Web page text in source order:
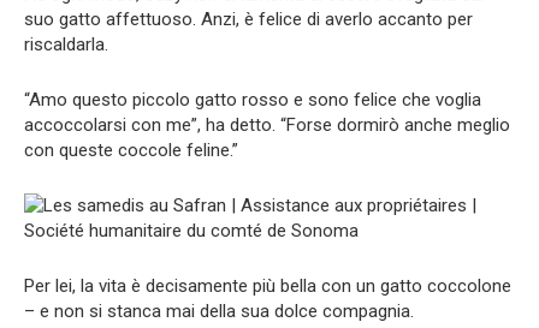
suo gatto affettuoso. Anzi, è felice di averlo accanto per
riscaldarla.
“Amo questo piccolo gatto rosso e sono felice che voglia
accoccolarsi con me”, ha detto. “Forse dormirò anche meglio
con queste coccole feline.”
Per lei, la vita è decisamente più bella con un gatto coccolone
– e non si stanca mai della sua dolce compagnia.